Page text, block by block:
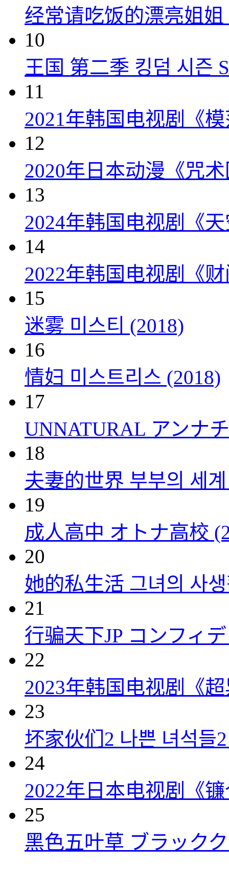
经常请吃饭的漂亮姐姐
10
王国 第二季 킹덤 시즌
11
2021年韩国电视剧《
12
2020年日本动漫《咒
13
2024年韩国电视剧《
14
2022年韩国电视剧《
15
迷雾 미스티 (2018)
16
情妇 미스트리스 (2018)
17
UNNATURAL アンナ
18
夫妻的世界 부부의 세
19
成人高中 オトナ高校
20
她的私生活 그녀의 사
21
行骗天下JP コンフィ
22
2023年韩国电视剧《
23
坏家伙们2 나쁜 녀석들
24
2022年日本电视剧《
25
黑色五叶草 ブラック